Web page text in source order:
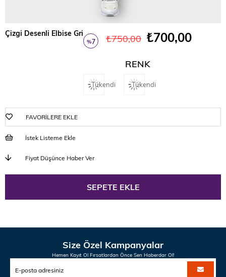
Çizgi Desenli Elbise Gri
%7 ₺750,00 ₺700,00
RENK
Tükendi Tükendi
FAVORILERE EKLE
İstek Listeme Ekle
Fiyat Düşünce Haber Ver
Size Özel Kampanyalar
Hemen Kayıt Ol Fırsatlardan Önce Sen Haberdar Ol!